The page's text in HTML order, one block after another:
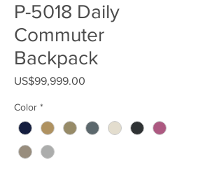
P-5018 Daily
Commuter
Backpack
US$99,999.00
Color *